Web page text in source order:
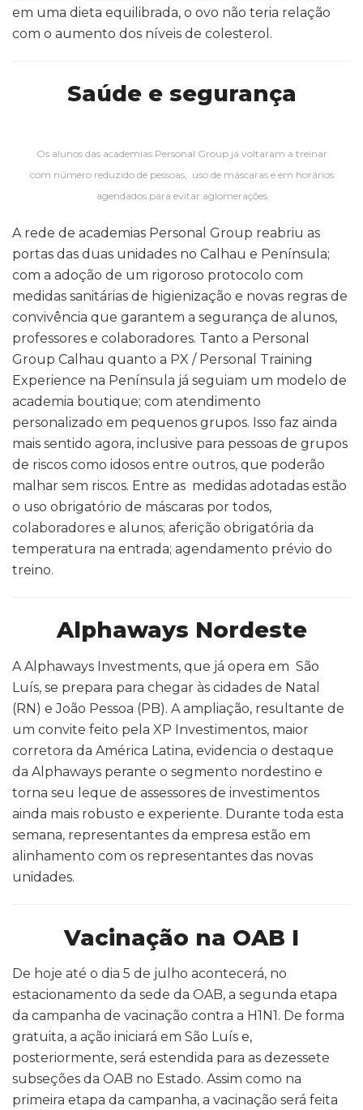
em uma dieta equilibrada, o ovo não teria relação
com o aumento dos níveis de colesterol.
Saúde e segurança
Os alunos das academias Personal Group já voltaram a treinar
com número reduzido de pessoas, uso de máscaras e em horários
agendados para evitar aglomerações
A rede de academias Personal Group reabriu as
portas das duas unidades no Calhau e Península;
com a adoção de um rigoroso protocolo com
medidas sanitárias de higienização e novas regras de
convivência que garantem a segurança de alunos,
professores e colaboradores. Tanto a Personal
Group Calhau quanto a PX / Personal Training
Experience na Península já seguiam um modelo de
academia boutique; com atendimento
personalizado em pequenos grupos. Isso faz ainda
mais sentido agora, inclusive para pessoas de grupos
de riscos como idosos entre outros, que poderão
malhar sem riscos. Entre as medidas adotadas estão
o uso obrigatório de máscaras por todos,
colaboradores e alunos; aferição obrigatória da
temperatura na entrada; agendamento prévio do
treino.
Alphaways Nordeste
A Alphaways Investments, que já opera em São
Luís, se prepara para chegar às cidades de Natal
(RN) e João Pessoa (PB). A ampliação, resultante de
um convite feito pela XP Investimentos, maior
corretora da América Latina, evidencia o destaque
da Alphaways perante o segmento nordestino e
torna seu leque de assessores de investimentos
ainda mais robusto e experiente. Durante toda esta
semana, representantes da empresa estão em
alinhamento com os representantes das novas
unidades.
Vacinação na OAB I
De hoje até o dia 5 de julho acontecerá, no
estacionamento da sede da OAB, a segunda etapa
da campanha de vacinação contra a H1N1. De forma
gratuita, a ação iniciará em São Luís e,
posteriormente, será estendida para as dezessete
subseções da OAB no Estado. Assim como na
primeira etapa da campanha, a vacinação será feita